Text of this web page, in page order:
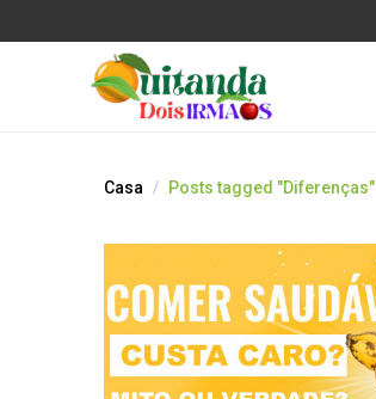
Casa Posts tagged "Diferenças"